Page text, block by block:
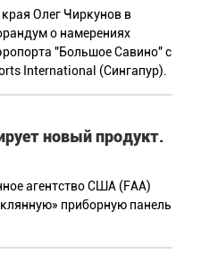
Олег Чиркунов в
о намерениях
"Большое Савино" с
International (Сингапур).
новый продукт.
агентство США (FAA)
приборную панель